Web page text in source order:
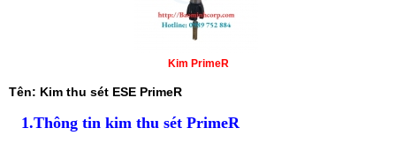
Kim PrimeR
Tên: Kim thu sét ESE PrimeR
1.Thông tin kim thu sét PrimeR